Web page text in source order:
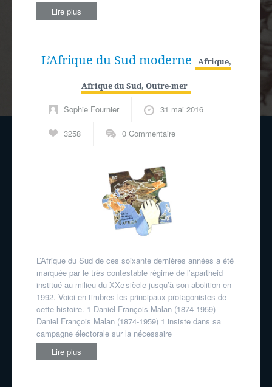
Lire plus
L’Afrique du Sud moderne Afrique,
Afrique du Sud, Outre-mer
Sophie Fournier 31 mai 2016
3258 0 Commentaire
L’Afrique du Sud de ces soixante dernières années a été
marquée par le très contestable régime de l’apartheid
institué au milieu du XXe siècle jusqu’à son abolition en
1992. Voici en timbres les principaux protagonistes de
cette histoire. 1 Daniël François Malan (1874-1959)
Daniel François Malan (1874-1959) 1 insiste dans sa
campagne électorale sur la nécessaire
Lire plus